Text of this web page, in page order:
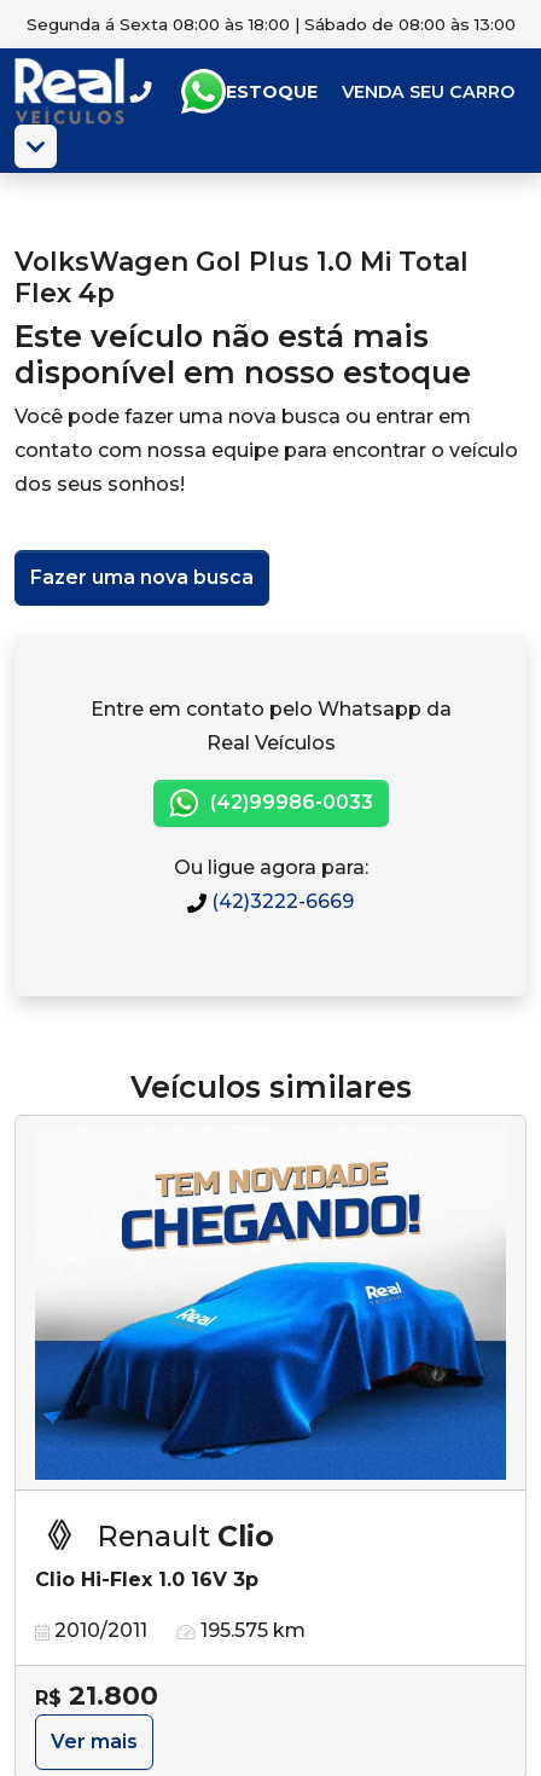
Segunda á Sexta 08:00 às 18:00 | Sábado de 08:00 às 13:00
ESTOQUE VENDA SEU CARRO
VolksWagen Gol Plus 1.0 Mi Total
Flex 4p
Este veículo não está mais
disponível em nosso estoque
Você pode fazer uma nova busca ou entrar em
contato com nossa equipe para encontrar o veículo
dos seus sonhos!
Fazer uma nova busca
Entre em contato pelo Whatsapp da
Real Veículos
(42)99986-0033
Ou ligue agora para:
(42)3222-6669
Veículos similares
Renault Clio
Clio Hi-Flex 1.0 16V 3p
2010/2011 195.575 km
R$ 21.800
Ver mais